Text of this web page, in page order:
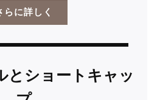
らに詳しく
とショートキャッ